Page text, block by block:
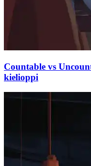
Countable vs
kielioppi